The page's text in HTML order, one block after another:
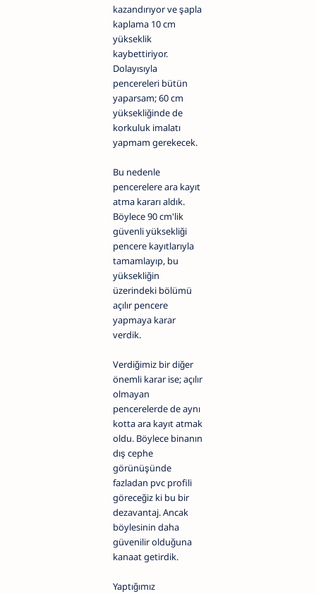
kazandırıyor ve şapla
kaplama 10 cm
yükseklik
kaybettiriyor.
Dolayısıyla
pencereleri bütün
yaparsam; 60 cm
yüksekliğinde de
korkuluk imalatı
yapmam gerekecek.
Bu nedenle
pencerelere ara kayıt
atma kararı aldık.
Böylece 90 cm'lik
güvenli yüksekliği
pencere kayıtlarıyla
tamamlayıp, bu
yüksekliğin
üzerindeki bölümü
açılır pencere
yapmaya karar
verdik.
Verdiğimiz bir diğer
önemli karar ise; açılır
olmayan
pencerelerde de aynı
kotta ara kayıt atmak
oldu. Böylece binanın
dış cephe
görünüşünde
fazladan pvc profili
göreceğiz ki bu bir
dezavantaj. Ancak
böylesinin daha
güvenilir olduğuna
kanaat getirdik.
Yaptığımız